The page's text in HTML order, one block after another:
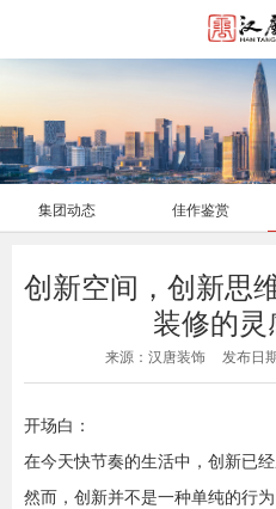
集团动态 佳作鉴赏
创新空间，创新思
装修的
来源：汉唐装饰 发布日
开场白：
在今天快节奏的生活中，创新已
然而，创新并不是一种单纯的行